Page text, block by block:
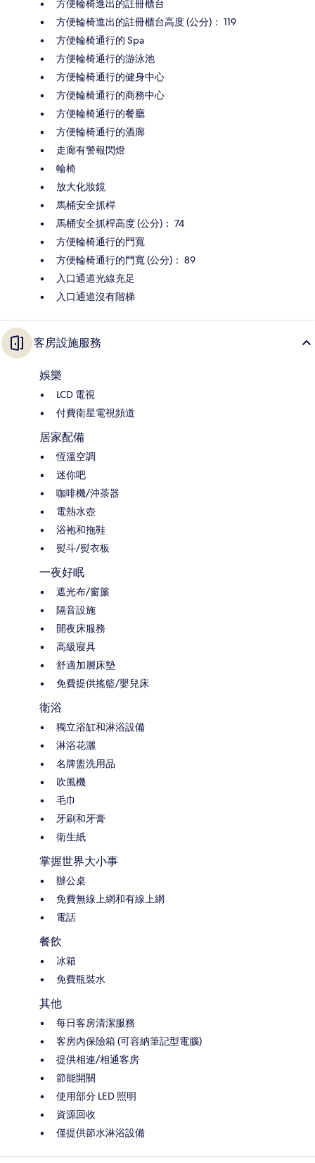
方便輪椅進出的註冊櫃台
方便輪椅進出的註冊櫃台高度 (公分)： 119
方便輪椅通行的 Spa
方便輪椅通行的游泳池
方便輪椅通行的健身中心
方便輪椅通行的商務中心
方便輪椅通行的餐廳
方便輪椅通行的酒廊
走廊有警報閃燈
輪椅
放大化妝鏡
馬桶安全抓桿
馬桶安全抓桿高度 (公分)： 74
方便輪椅通行的門寬
方便輪椅通行的門寬 (公分)： 89
入口通道光線充足
入口通道沒有階梯
客房設施服務
娛樂
LCD 電視
付費衛星電視頻道
居家配備
恆溫空調
迷你吧
咖啡機/沖茶器
電熱水壺
浴袍和拖鞋
熨斗/熨衣板
一夜好眠
遮光布/窗簾
隔音設施
開夜床服務
高級寢具
舒適加層床墊
免費提供搖籃/嬰兒床
衛浴
獨立浴缸和淋浴設備
淋浴花灑
名牌盥洗用品
吹風機
毛巾
牙刷和牙膏
衛生紙
掌握世界大小事
辦公桌
免費無線上網和有線上網
電話
餐飲
冰箱
免費瓶裝水
其他
每日客房清潔服務
客房內保險箱 (可容納筆記型電腦)
提供相連/相通客房
節能開關
使用部分 LED 照明
資源回收
僅提供節水淋浴設備